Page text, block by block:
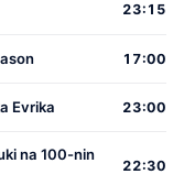
23:15
17:00
Evrika 23:00
na 100-nin
22:30